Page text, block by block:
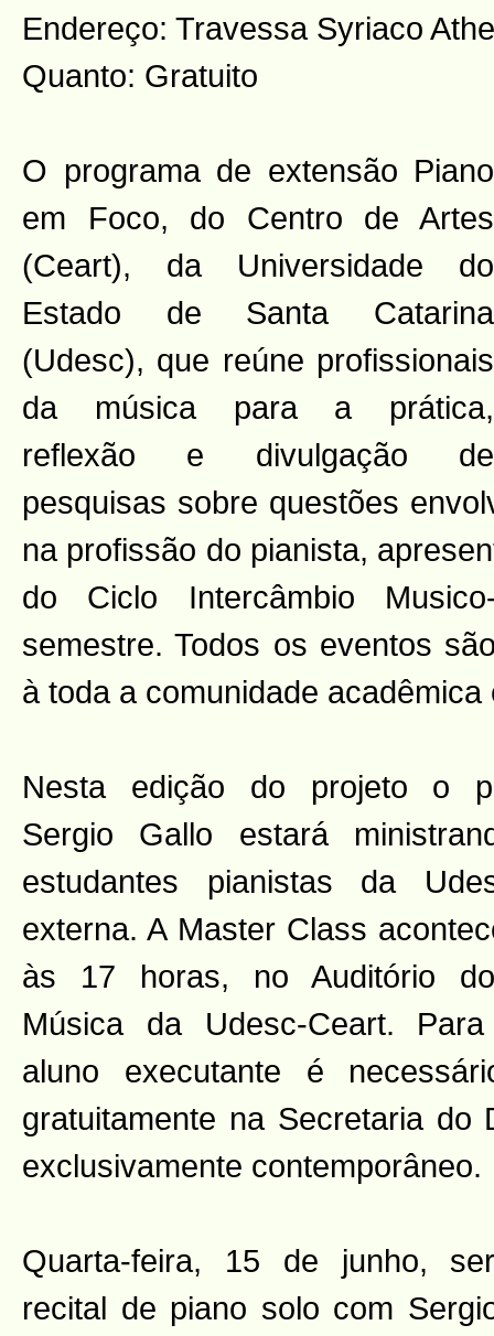
Endereço: Travessa Syriaco
Quanto: Gratuito
O programa de extensão Piano
em Foco, do Centro de Artes
(Ceart), da Universidade do
Estado de Santa Catarina
(Udesc), que reúne profissionais
da música para a prática,
reflexão e divulgação de
pesquisas sobre questões
na profissão do pianista,
do Ciclo Intercâmbio
semestre. Todos os eventos
à toda a comunidade acadêmica
Nesta edição do projeto o
Sergio Gallo estará
estudantes pianistas da
externa. A Master Class
às 17 horas, no Auditório
Música da Udesc-Ceart.
aluno executante é
gratuitamente na Secretaria do
exclusivamente contemporâneo.
Quarta-feira, 15 de junho,
recital de piano solo com